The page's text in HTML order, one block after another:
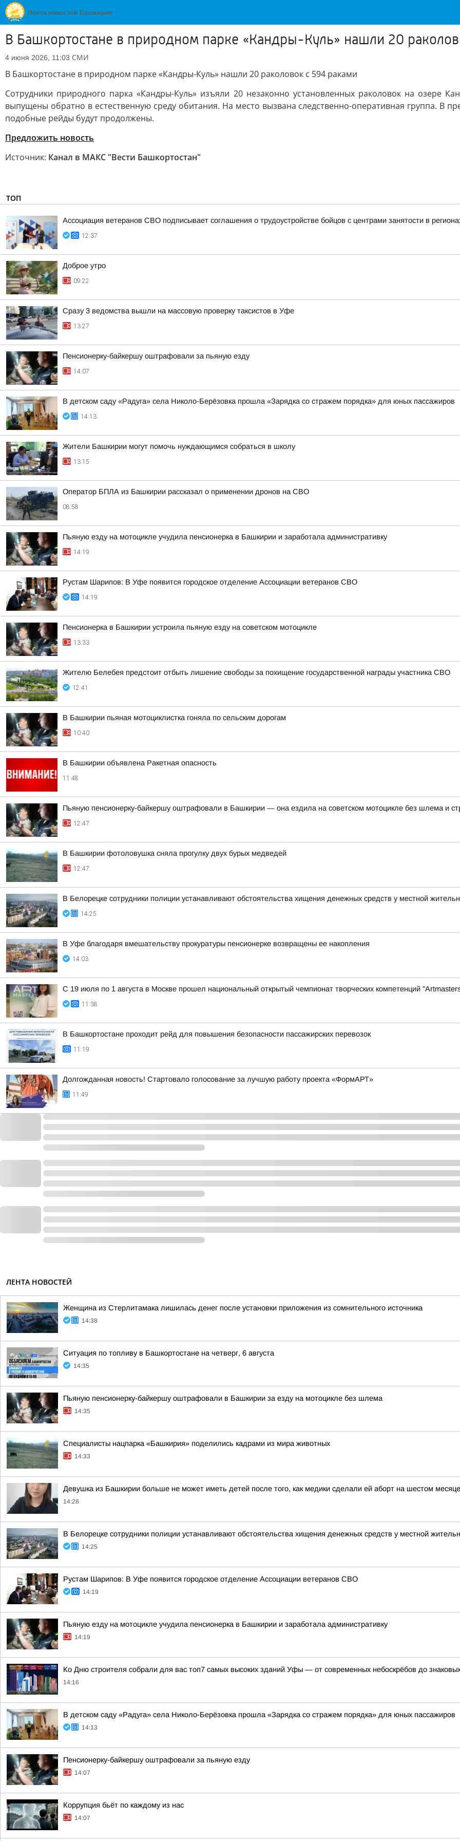
В Башкортостане в природном парке «Кандры-Куль» нашли 20
4 июня 2026, 11:03 СМИ
В Башкортостане в природном парке «Кандры-Куль» нашли 20 раколовок с 594 раками
Сотрудники природного парка «Кандры-Куль» изъяли 20 незаконно установленных раколовок на озере
выпущены обратно в естественную среду обитания. На место вызвана следственно-оперативная группа. В
подобные рейды будут продолжены.
Предложить новость
Источник: Канал в МАКС "Вести Башкортостан"
ТОП
Ассоциация ветеранов СВО подписывает соглашения о трудоустройстве бойцов с центрами занятости в
12:37
Доброе утро
09:22
Сразу 3 ведомства вышли на массовую проверку таксистов в Уфе
13:27
Пенсионерку-байкершу оштрафовали за пьяную езду
14:07
В детском саду «Радуга» села Николо-Берёзовка прошла «Зарядка со стражем порядка» для юных пассажиров
14:13
Жители Башкирии могут помочь нуждающимся собраться в школу
13:15
Оператор БПЛА из Башкирии рассказал о применении дронов на СВО
08:58
Пьяную езду на мотоцикле учудила пенсионерка в Башкирии и заработала административку
14:19
Рустам Шарипов: В Уфе появится городское отделение Ассоциации ветеранов СВО
14:19
Пенсионерка в Башкирии устроила пьяную езду на советском мотоцикле
13:33
Жителю Белебея предстоит отбыть лишение свободы за похищение государственной награды участника СВО
12:41
В Башкирии пьяная мотоциклистка гоняла по сельским дорогам
10:40
В Башкирии объявлена Ракетная опасность
11:48
Пьяную пенсионерку-байкершу оштрафовали в Башкирии — она ездила на советском мотоцикле без шлема и
12:47
В Башкирии фотоловушка сняла прогулку двух бурых медведей
12:47
В Белорецке сотрудники полиции устанавливают обстоятельства хищения денежных средств у местной
14:25
В Уфе благодаря вмешательству прокуратуры пенсионерке возвращены ее накопления
14:03
С 19 июля по 1 августа в Москве прошел национальный открытый чемпионат творческих компетенций
11:38
В Башкортостане проходит рейд для повышения безопасности пассажирских перевозок
11:19
Долгожданная новость! Стартовало голосование за лучшую работу проекта «ФормАРТ»
11:49
ЛЕНТА НОВОСТЕЙ
Женщина из Стерлитамака лишилась денег после установки приложения из сомнительного источника
14:38
Ситуация по топливу в Башкортостане на четверг, 6 августа
14:35
Пьяную пенсионерку-байкершу оштрафовали в Башкирии за езду на мотоцикле без шлема
14:35
Специалисты нацпарка «Башкирия» поделились кадрами из мира животных
14:33
Девушка из Башкирии больше не может иметь детей после того, как медики сделали ей аборт на шестом
14:28
В Белорецке сотрудники полиции устанавливают обстоятельства хищения денежных средств у местной
14:25
Рустам Шарипов: В Уфе появится городское отделение Ассоциации ветеранов СВО
14:19
Пьяную езду на мотоцикле учудила пенсионерка в Башкирии и заработала административку
14:19
Ко Дню строителя собрали для вас топ7 самых высоких зданий Уфы — от современных небоскрёбов до
14:16
В детском саду «Радуга» села Николо-Берёзовка прошла «Зарядка со стражем порядка» для юных пассажиров
14:13
Пенсионерку-байкершу оштрафовали за пьяную езду
14:07
Коррупция бьёт по каждому из нас
14:07